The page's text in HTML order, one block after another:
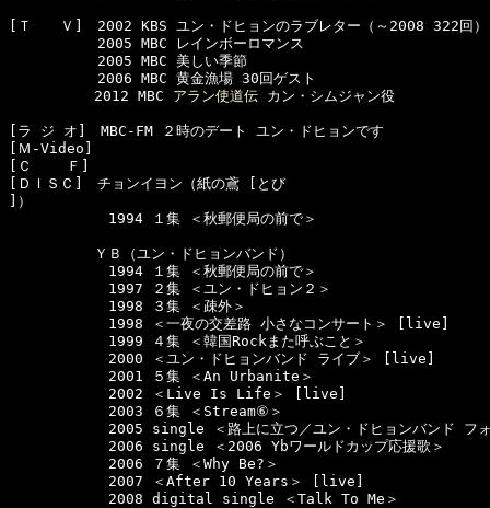
[Ｔ　　Ｖ]　2002 KBS ユン・ドヒョンのラブレター（～2008 322回）
  　　　　　2005 MBC レインボーロマンス
  　　　　　2005 MBC 美しい季節
  　　　　　2006 MBC 黄金漁場 30回ゲスト
2012 MBC アラン使道伝 カン・シムジャン役
[ラ ジ オ]　MBC-FM ２時のデート ユン・ドヒョンです
[Ｍ-Video]
[Ｃ    Ｆ]
[ＤＩＳＣ]　チョンイヨン（紙の鳶 [とび
]）
1994 １集 ＜秋郵便局の前で＞
ＹＢ（ユン・ドヒョンバンド）
1994 １集 ＜秋郵便局の前で＞
1997 ２集 ＜ユン・ドヒョン２＞
1998 ３集 ＜疎外＞
1998 ＜一夜の交差路 小さなコンサート＞ [live]
1999 ４集 ＜韓国Rockまた呼ぶこと＞
2000 ＜ユン・ドヒョンバンド ライブ＞ [live]
2001 ５集 ＜An Urbanite＞
2002 ＜Live Is Life＞ [live]
2003 ６集 ＜Stream⑥＞
2005 single ＜路上に立つ／ユン・ドヒョンバンド フォ
2006 single ＜2006 Ybワールドカップ応援歌＞
2006 ７集 ＜Why Be?＞
2007 ＜After 10 Years＞ [live]
2008 digital single ＜Talk To Me＞